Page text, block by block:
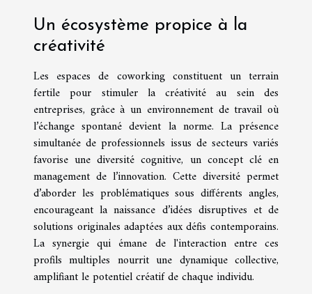
Un écosystème propice à la
créativité
Les espaces de coworking constituent un terrain
fertile pour stimuler la créativité au sein des
entreprises, grâce à un environnement de travail où
l’échange spontané devient la norme. La présence
simultanée de professionnels issus de secteurs variés
favorise une diversité cognitive, un concept clé en
management de l’innovation. Cette diversité permet
d’aborder les problématiques sous différents angles,
encourageant la naissance d’idées disruptives et de
solutions originales adaptées aux défis contemporains.
La synergie qui émane de l'interaction entre ces
profils multiples nourrit une dynamique collective,
amplifiant le potentiel créatif de chaque individu.